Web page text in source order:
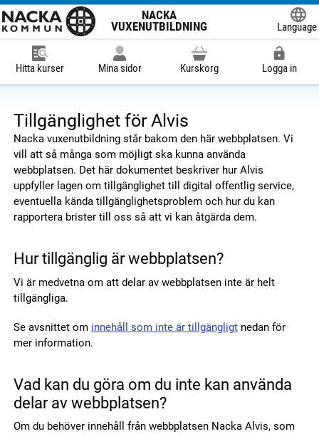
NACKA
VUXENUTBILDNING
Language
Hitta kurser Mina sidor Kurskorg Logga in
Tillgänglighet för Alvis
Nacka vuxenutbildning står bakom den här webbplatsen. Vi
vill att så många som möjligt ska kunna använda
webbplatsen. Det här dokumentet beskriver hur Alvis
uppfyller lagen om tillgänglighet till digital offentlig service,
eventuella kända tillgänglighetsproblem och hur du kan
rapportera brister till oss så att vi kan åtgärda dem.
Hur tillgänglig är webbplatsen?
Vi är medvetna om att delar av webbplatsen inte är helt
tillgängliga.
Se avsnittet om innehåll som inte är tillgängligtnedan för
mer information.
Vad kan du göra om du inte kan använda
delar av webbplatsen?
Om du behöver innehåll från webbplatsen Nacka Alvis, som